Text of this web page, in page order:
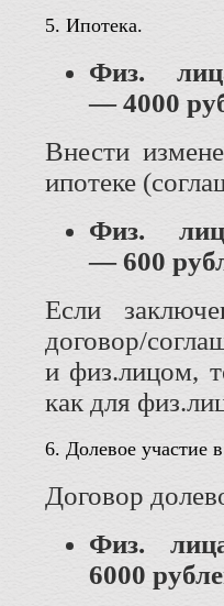
5. Ипотека.
Физ.
— 4000
Внести
ипотеке
Физ.
— 600
Если
договор/
и физ.лицом,
как для
6. Долевое участие
Договор
Физ.
6000